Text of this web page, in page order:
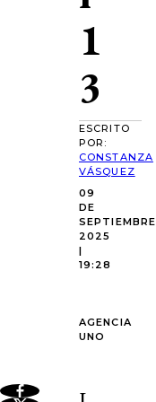
1
3
ESCRITO
POR:
CONSTANZA
VÁSQUEZ
09
DE
SEPTIEMBRE
2025
|
19:28
AGENCIA
UNO